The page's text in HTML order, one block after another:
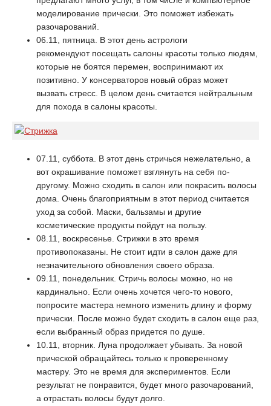
моделирование прически. Это поможет избежать
разочарований.
06.11, пятница. В этот день астрологи
рекомендуют посещать салоны красоты только людям,
которые не боятся перемен, воспринимают их
позитивно. У консерваторов новый образ может
вызвать стресс. В целом день считается нейтральным
для похода в салоны красоты.
07.11, суббота. В этот день стричься нежелательно, а
вот окрашивание поможет взглянуть на себя по-
другому. Можно сходить в салон или покрасить волосы
дома. Очень благоприятным в этот период считается
уход за собой. Маски, бальзамы и другие
косметические продукты пойдут на пользу.
08.11, воскресенье. Стрижки в это время
противопоказаны. Не стоит идти в салон даже для
незначительного обновления своего образа.
09.11, понедельник. Стричь волосы можно, но не
кардинально. Если очень хочется чего-то нового,
попросите мастера немного изменить длину и форму
прически. После можно будет сходить в салон еще раз,
если выбранный образ придется по душе.
10.11, вторник. Луна продолжает убывать. За новой
прической обращайтесь только к проверенному
мастеру. Это не время для экспериментов. Если
результат не понравится, будет много разочарований,
а отрастать волосы будут долго.